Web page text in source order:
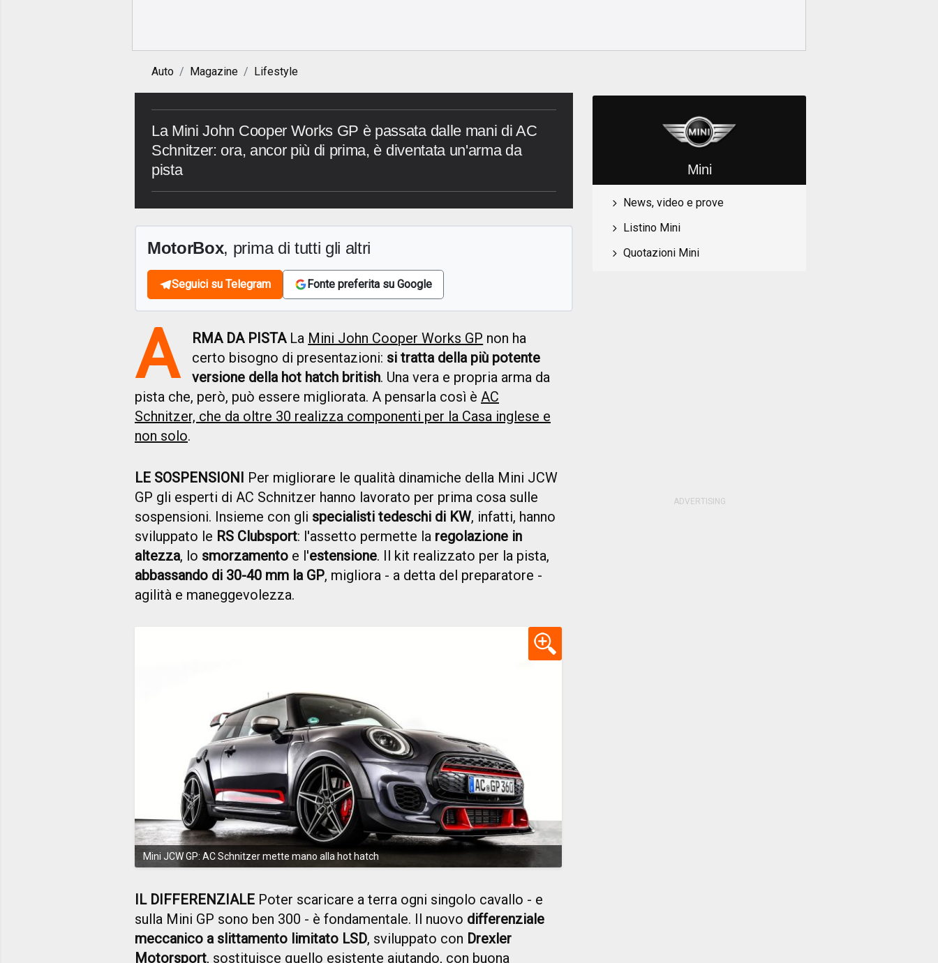
Auto Magazine Lifestyle
La Mini John Cooper Works GP è passata dalle mani di AC
Schnitzer: ora, ancor più di prima, è diventata un'arma da
pista
MotorBox, prima di tutti gli altri
Seguici su Telegram Fonte preferita su Google
A RMA DA PISTALa Mini John Cooper Works GP non ha
certo bisogno di presentazioni: si tratta della più potente
versione della hot hatch british. Una vera e propria arma da
pista che, però, può essere migliorata. A pensarla così è AC
Schnitzer, che da oltre 30 realizza componenti per la Casa inglese e
non solo.
LE SOSPENSIONI Per migliorare le qualità dinamiche della Mini JCW
GP gli esperti di AC Schnitzer hanno lavorato per prima cosa sulle
sospensioni. Insieme con gli specialisti tedeschi di KW, infatti, hanno
sviluppato le RS Clubsport: l'assetto permette la regolazione in
altezza, lo smorzamento e l'estensione. Il kit realizzato per la pista,
abbassando di 30-40 mm la GP, migliora - a detta del preparatore -
agilità e maneggevolezza.
Mini JCW GP: AC Schnitzer mette mano alla hot hatch
IL DIFFERENZIALE Poter scaricare a terra ogni singolo cavallo - e
sulla Mini GP sono ben 300 - è fondamentale. Il nuovo differenziale
meccanico a slittamento limitato LSD, sviluppato con Drexler
Motorsport, sostituisce quello esistente aiutando, con buona
Mini
News, video e prove
Listino Mini
Quotazioni Mini